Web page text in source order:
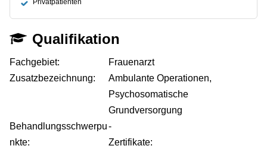
Qualifikation
Fachgebiet:
Frauenarzt
Zusatzbezeichnung:
Ambulante Operationen,
Psychosomatische
Grundversorgung
Behandlungsschwerpu
nkte:
-
Zertifikate: